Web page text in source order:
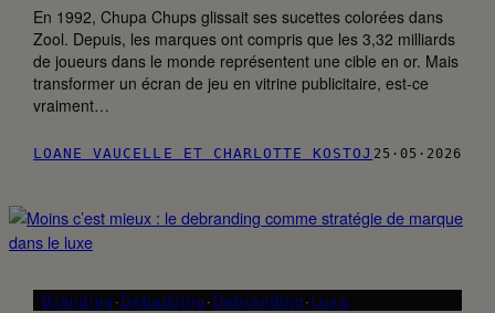
En 1992, Chupa Chups glissait ses sucettes colorées dans
Zool. Depuis, les marques ont compris que les 3,32 milliards
de joueurs dans le monde représentent une cible en or. Mais
transformer un écran de jeu en vitrine publicitaire, est-ce
vraiment…
LOANE VAUCELLE ET CHARLOTTE KOSTOJ 25·05·2026
Branding·Debadging· Debranding· Luxe